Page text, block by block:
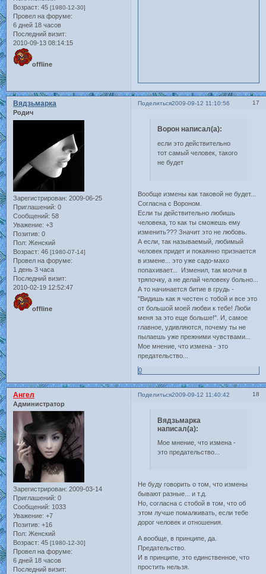
Возраст: 45 [1980-12-30]
Провел на форуме:
6 дней 18 часов
Последний визит:
2010-09-13 08:14:15
offline
Поделиться 17
2009-09-12 11:10:56
Вядзьмарка
Родич
Зарегистрирован: 2009-06-25
Приглашений: 0
Сообщений: 58
Уважение: +3
Позитив: 0
Пол: Женский
Возраст: 46 [1980-07-14]
Провел на форуме:
1 день 3 часа
Последний визит:
2010-02-19 12:52:47
offline
Ворон написал(а):
если это действительно
тот самый человек, такого
не будет
Вообще измены как таковой не будет...
Согласна с Вороном.
Если ты действительно любишь
человека, то как ты сможешь ему
изменить??? Значит это не любовь.
А если, так называемый, любимый
человек придет и покаянно признается
в измене... это уже садо-махо
попахивает... Изменил, так молчи в
тряпочку, а не делай человеку больно...
А то начинается битие в грудь -
"Видишь как я честен с тобой и все это
от большой моей любви к тебе! Люби
меня за это еще больше!". И, самое
главное, удивляются, почему ты не
пылаешь уже прежними чувствами...
Мое мнение, что измена - это
предательство...
0
Поделиться 18
2009-09-12 11:40:42
Ангел
Администратор
Зарегистрирован: 2009-03-14
Приглашений: 0
Сообщений: 1033
Уважение: +7
Позитив: +16
Пол: Женский
Возраст: 45 [1980-12-30]
Провел на форуме:
6 дней 18 часов
Последний визит:
Вядзьмарка
написал(а):
Мое мнение, что измена -
это предательство...
Не буду говорить о том, что измены
бывают разные... и т.д.
Но, согласна с стобой в том, что об
этом лучше помалкивать, если тебе
дорог человек и отношения.
А вообще, в принципе, да.
Предательство.
И в принципе, это единственное, что
простить нельзя.